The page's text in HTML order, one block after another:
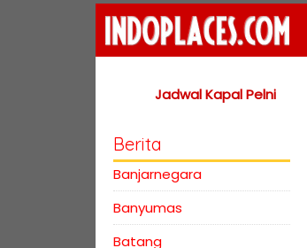
Home
Jadwal Kapal Pelni
Berita
Banjarnegara
Banyumas
Batang